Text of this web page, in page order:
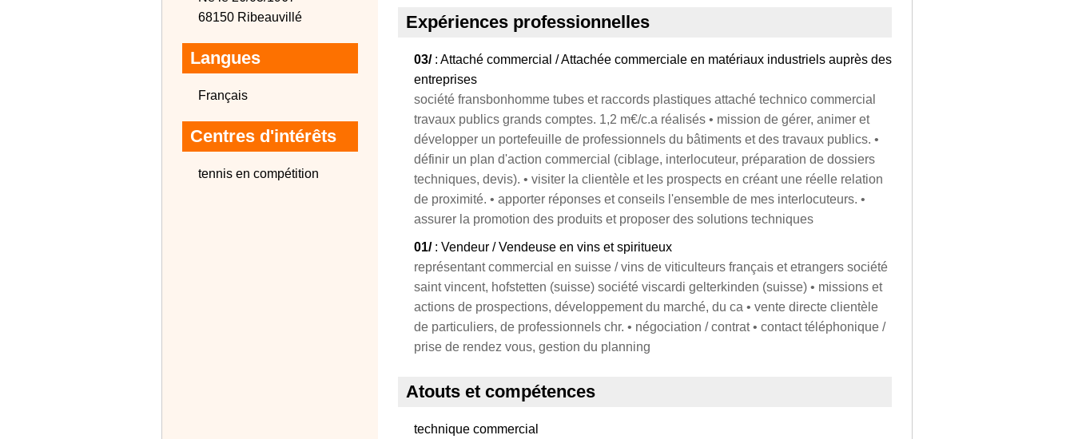
68150 Ribeauvillé
Langues
Français
Centres d'intérêts
tennis en compétition
Expériences professionnelles
03/: Attaché commercial / Attachée commerciale en matériaux industriels auprès des
entreprises
société fransbonhomme tubes et raccords plastiques attaché technico commercial
travaux publics grands comptes. 1,2 m€/c.a réalisés • mission de gérer, animer et
développer un portefeuille de professionnels du bâtiments et des travaux publics. •
définir un plan d'action commercial (ciblage, interlocuteur, préparation de dossiers
techniques, devis). • visiter la clientèle et les prospects en créant une réelle relation
de proximité. • apporter réponses et conseils l'ensemble de mes interlocuteurs. •
assurer la promotion des produits et proposer des solutions techniques
01/: Vendeur / Vendeuse en vins et spiritueux
représentant commercial en suisse / vins de viticulteurs français et etrangers société
saint vincent, hofstetten (suisse) société viscardi gelterkinden (suisse) • missions et
actions de prospections, développement du marché, du ca • vente directe clientèle
de particuliers, de professionnels chr. • négociation / contrat • contact téléphonique /
prise de rendez vous, gestion du planning
Atouts et compétences
technique commercial